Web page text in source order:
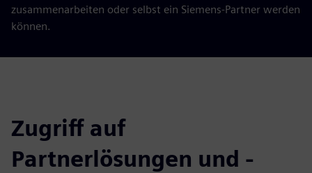
zusammenarbeiten oder selbst ein Siemens-Partner werden
können.
Zugriff auf
Partnerlösungen und -